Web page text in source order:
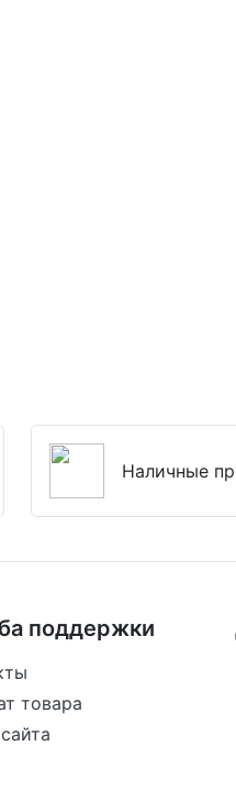
Наличные
поддержки
товара